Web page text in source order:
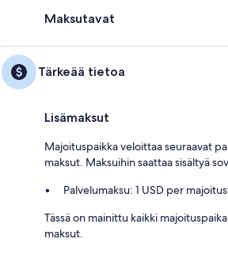
Maksutavat
Tärkeää tietoa
Lisämaksut
Majoituspaikka veloittaa seuraavat
maksut. Maksuihin saattaa sisältyä
Palvelumaksu: 1 USD per
Tässä on mainittu kaikki
maksut.